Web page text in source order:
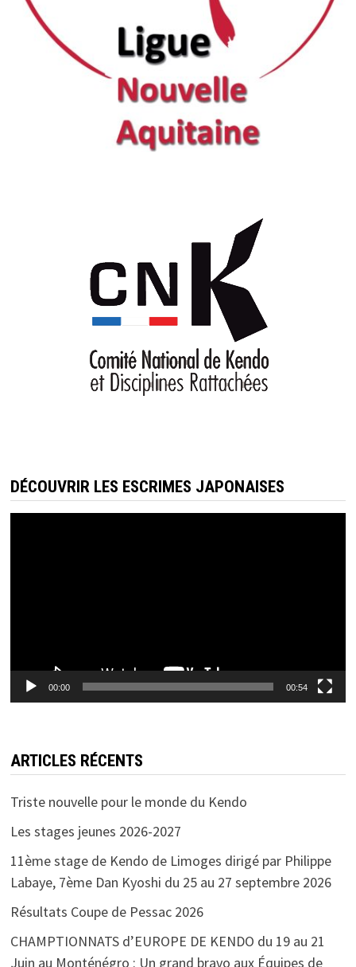
DÉCOUVRIR LES ESCRIMES JAPONAISES
00:00 00:54
ARTICLES RÉCENTS
Triste nouvelle pour le monde du Kendo
Les stages jeunes 2026-2027
11ème stage de Kendo de Limoges dirigé par Philippe
Labaye, 7ème Dan Kyoshi du 25 au 27 septembre 2026
Résultats Coupe de Pessac 2026
CHAMPTIONNATS d’EUROPE DE KENDO du 19 au 21
Juin au Monténégro : Un grand bravo aux Équipes de